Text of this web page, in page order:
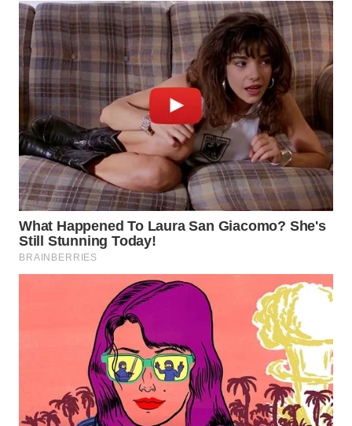
WN
SURABAYA
WN
NATUNA
WN
BINTAN
WN
MANDALIKA
WN
LABUANBAJO
BORNEO